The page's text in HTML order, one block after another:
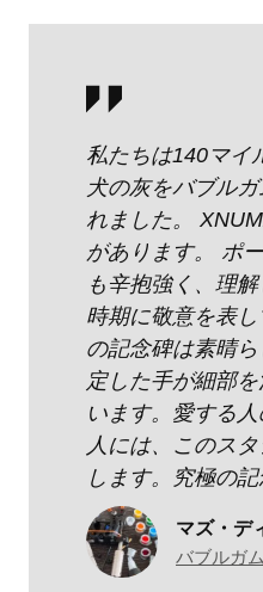
私たちは140マイ
犬の灰をバブル
れました。
があります。 ポ
も辛抱強く、理
時期に敬意を表
の記念碑は素晴
定した手が細部
います。愛する
人には、このス
します。究極の記
マズ・デ
バブルガ